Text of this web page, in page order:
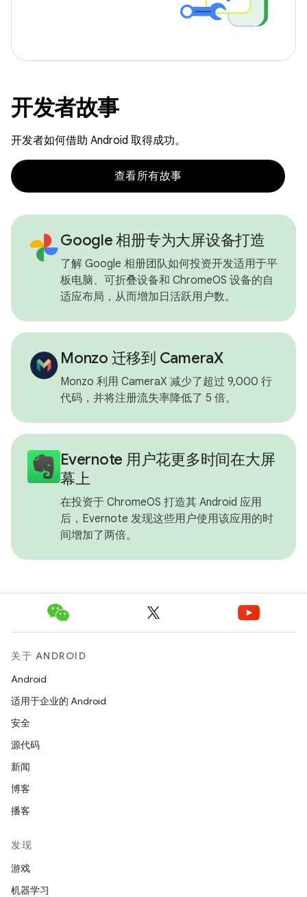
开发者故事
开发者如何借助 Android 取得成功。
查看所有故事
Google 相册专为大屏设备打造
了解 Google 相册团队如何投资开发适用于平
板电脑、可折叠设备和 ChromeOS 设备的自
适应布局，从而增加日活跃用户数。
Monzo 迁移到 CameraX
Monzo 利用 CameraX 减少了超过 9,000 行
代码，并将注册流失率降低了 5 倍。
Evernote 用户花更多时间在大屏
幕上
在投资于 ChromeOS 打造其 Android 应用
后，Evernote 发现这些用户使用该应用的时
间增加了两倍。
关于 ANDROID
Android
适用于企业的 Android
安全
源代码
新闻
博客
播客
发现
游戏
机器学习